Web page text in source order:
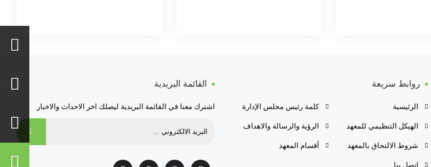
روابط سريعة
الرئيسية كلمة رئيس مجلس الإدارة
الهيكل التنظيمي للمعهد الرؤية والرسالة والاهداف
شروط الالتحاق بالمعهد أقسام المعهد
اتصل بنا
القائمة البريدية
اشترك معنا في القائمة البريدية ليصلك اخر الاحداث والاخبار